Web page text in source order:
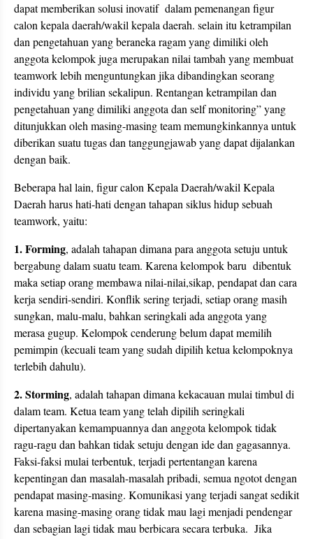
dapat memberikan solusi inovatif dalam pemenangan figur
calon kepala daerah/wakil kepala daerah. selain itu ketrampilan
dan pengetahuan yang beraneka ragam yang dimiliki oleh
anggota kelompok juga merupakan nilai tambah yang membuat
teamwork lebih menguntungkan jika dibandingkan seorang
individu yang brilian sekalipun. Rentangan ketrampilan dan
pengetahuan yang dimiliki anggota dan self monitoring” yang
ditunjukkan oleh masing-masing team memungkinkannya untuk
diberikan suatu tugas dan tanggungjawab yang dapat dijalankan
dengan baik.
Beberapa hal lain, figur calon Kepala Daerah/wakil Kepala
Daerah harus hati-hati dengan tahapan siklus hidup sebuah
teamwork, yaitu:
1. Forming, adalah tahapan dimana para anggota setuju untuk
bergabung dalam suatu team. Karena kelompok baru dibentuk
maka setiap orang membawa nilai-nilai,sikap, pendapat dan cara
kerja sendiri-sendiri. Konflik sering terjadi, setiap orang masih
sungkan, malu-malu, bahkan seringkali ada anggota yang
merasa gugup. Kelompok cenderung belum dapat memilih
pemimpin (kecuali team yang sudah dipilih ketua kelompoknya
terlebih dahulu).
2. Storming, adalah tahapan dimana kekacauan mulai timbul di
dalam team. Ketua team yang telah dipilih seringkali
dipertanyakan kemampuannya dan anggota kelompok tidak
ragu-ragu dan bahkan tidak setuju dengan ide dan gagasannya.
Faksi-faksi mulai terbentuk, terjadi pertentangan karena
kepentingan dan masalah-masalah pribadi, semua ngotot dengan
pendapat masing-masing. Komunikasi yang terjadi sangat sedikit
karena masing-masing orang tidak mau lagi menjadi pendengar
dan sebagian lagi tidak mau berbicara secara terbuka. Jika